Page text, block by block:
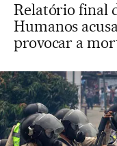
Relatório final
Humanos
provocar a